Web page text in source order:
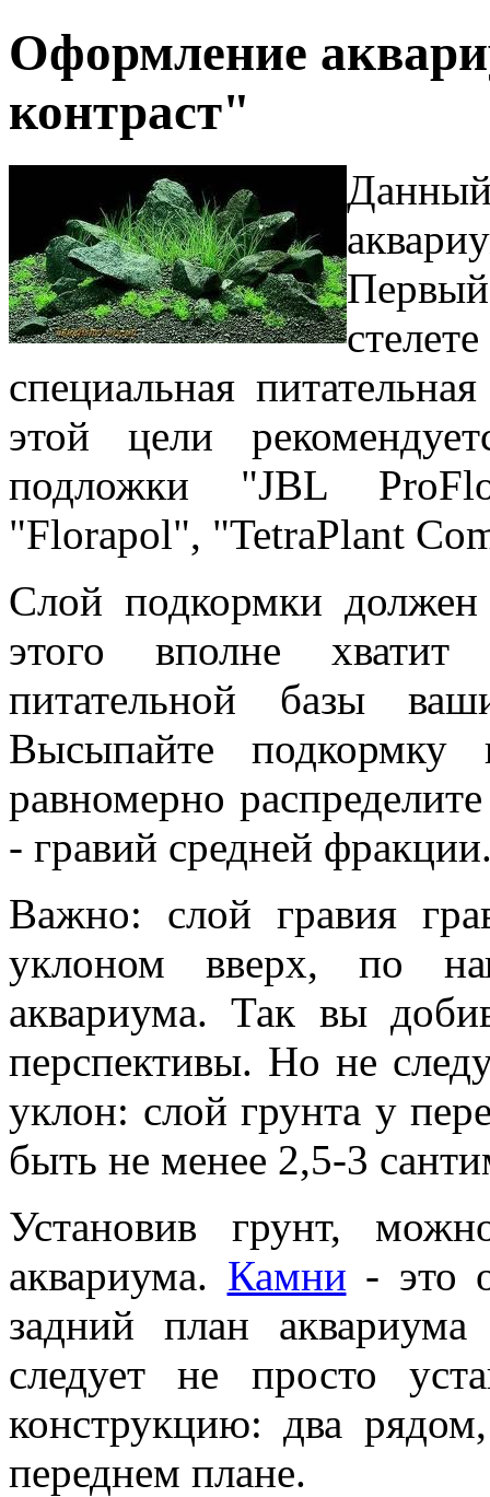
Оформление
контраст"
специальная
этой цели
подложки "JBL
"Florapol", "TetraPlant
Слой подкормки
этого вполне хватит
питательной базы
Высыпайте
равномерно
- гравий средней
Важно: слой гравия
уклоном вверх, по
аквариума. Так вы
перспективы. Но не
уклон: слой грунта у
быть не менее 2,5-3
Установив грунт,
аквариума. Камни - это
задний план
следует не просто
конструкцию: два
переднем плане.